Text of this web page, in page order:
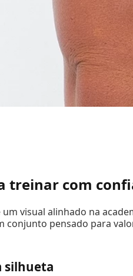
treinar com
visual alinhado na
conjunto pensado para
silhueta